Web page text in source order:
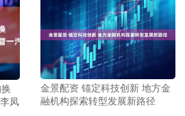
凤
金景配资 锚定科技创新 地方金
融机构探索转型发展新路径